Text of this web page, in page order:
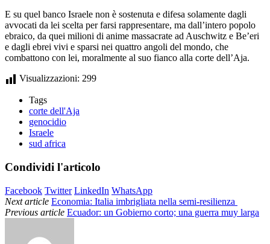
E su quel banco Israele non è sostenuta e difesa solamente dagli
avvocati da lei scelta per farsi rappresentare, ma dall’intero popolo
ebraico, da quei milioni di anime massacrate ad Auschwitz e Be’eri
e dagli ebrei vivi e sparsi nei quattro angoli del mondo, che
combattono con lei, moralmente al suo fianco alla corte dell’Aja.
Visualizzazioni: 299
Tags
corte dell'Aja
genocidio
Israele
sud africa
Condividi l'articolo
Facebook Twitter LinkedIn WhatsApp
Next article Economia: Italia imbrigliata nella semi-resilienza
Previous article Ecuador: un Gobierno corto; una guerra muy larga